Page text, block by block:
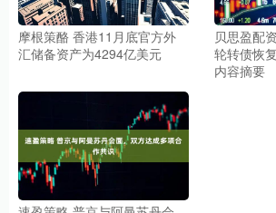
摩根策酪 香港11月底官方外
汇储备资产为4294亿美元
贝思盈配
轮转债恢
内容摘要